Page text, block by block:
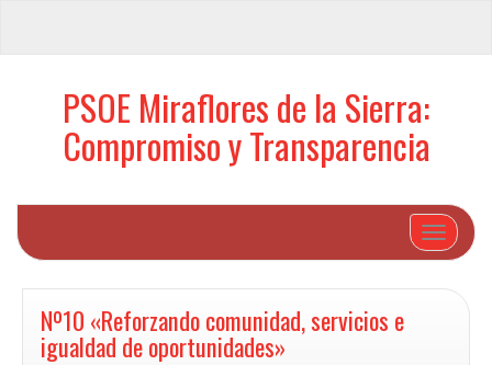
PSOE Miraflores de la Sierra:
Compromiso y Transparencia
Cambiar
Nº10 «Reforzando comunidad, servicios e
igualdad de oportunidades»